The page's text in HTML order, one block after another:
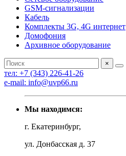
GSM-сигнализации
Кабель
Комплекты 3G, 4G интернет
Домофония
Архивное оборудование
×
тел: +7 (343) 226-41-26
e-mail: info@uvp66.ru
Мы находимся:
г. Екатеринбург,
ул. Донбасская д. 37